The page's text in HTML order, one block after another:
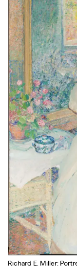
Richard E. Miller: